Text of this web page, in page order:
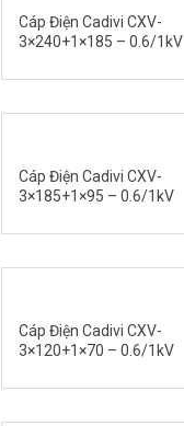
Cáp Điện Cadivi CXV-
3×240+1×185 – 0.6/1kV
Cáp Điện Cadivi CXV-
3×185+1×95 – 0.6/1kV
Cáp Điện Cadivi CXV-
3×120+1×70 – 0.6/1kV